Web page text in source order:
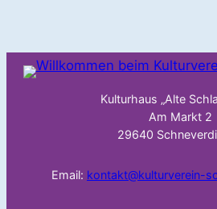
Kulturhaus „Alte
Am Markt 2
29640
Email: kontakt@kulturverein-